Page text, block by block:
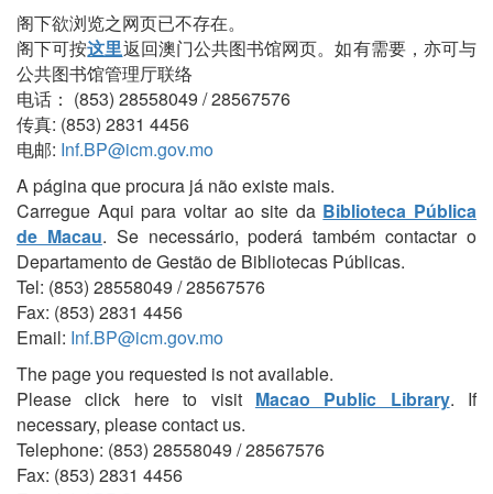
阁下欲浏览之网页已不存在。
阁下可按这里返回澳门公共图书馆网页。如有需要，亦可与
公共图书馆管理厅联络
电话： (853) 28558049 / 28567576
传真: (853) 2831 4456
电邮: Inf.BP@icm.gov.mo
A página que procura já não existe mais.
Carregue Aqui para voltar ao site da Biblioteca Pública
de Macau. Se necessário, poderá também contactar o
Departamento de Gestão de Bibliotecas Públicas.
Tel: (853) 28558049 / 28567576
Fax: (853) 2831 4456
Email: Inf.BP@icm.gov.mo
The page you requested is not available.
Please click here to visit Macao Public Library. If
necessary, please contact us.
Telephone: (853) 28558049 / 28567576
Fax: (853) 2831 4456